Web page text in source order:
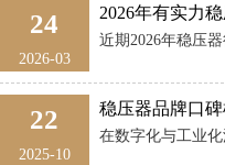
24
2026-03
22
2025-10
稳压器品牌口